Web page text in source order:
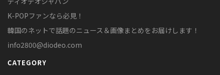
K-POPファンなら必見！
韓国のネットで話題のニュース＆画像まとめをお届けします！
info2800@diodeo.com
CATEGORY